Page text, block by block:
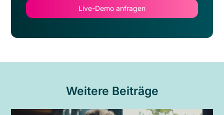
Live-Demo anfragen
Weitere Beiträge